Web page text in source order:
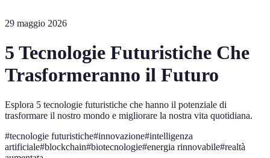
29 maggio 2026
5 Tecnologie Futuristiche Che
Trasformeranno il Futuro
Esplora 5 tecnologie futuristiche che hanno il potenziale di
trasformare il nostro mondo e migliorare la nostra vita quotidiana.
#tecnologie futuristiche#innovazione#intelligenza
artificiale#blockchain#biotecnologie#energia rinnovabile#realtà